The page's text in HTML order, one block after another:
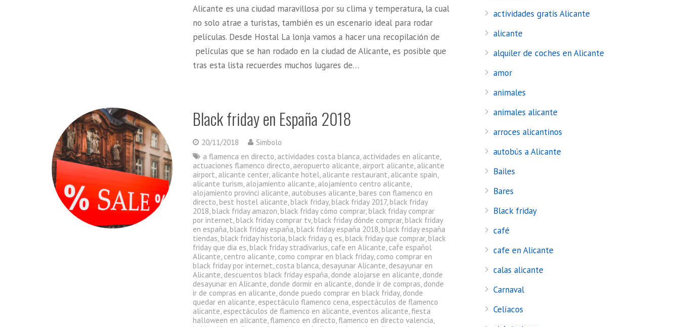
Alicante es una ciudad maravillosa por su clima y temperatura, la cual
no solo atrae a turistas, también es un escenario ideal para rodar
películas. Desde Hostal La lonja vamos a hacer una recopilación de
películas que se han rodado en la ciudad de Alicante, es posible que
tras esta lista recuerdes muchos lugares de…
Black friday en España 2018
20/11/2018
Simbolo
a flamenca en directo, actividades costa blanca, actividades en alicante,
actuaciones flamenco directo, aeropuerto alicante, airport alicante, alicante
airport, alicante center, alicante hotel, alicante restaurant, alicante spain,
alicante turism, alojamiento alicante, alojamiento centro alicante,
alojamiento provinci alicante, autobuses alicante, bares con flamenco en
directo, best hostel alicante, black friday, black friday 2017, black friday
2018, black friday amazon, black friday cómo comprar, black friday comprar
por internet, black friday comprar tv, black friday dónde comprar, black friday
en españa, black friday españa, black friday españa 2018, black friday españa
tiendas, black friday historia, black friday q es, black friday que comprar, black
friday que dia es, black friday stradivarius, cafe en Alicante, cafe español
Alicante, centro alicante, como comprar en black friday, como comprar en
black friday por internet, costa blanca, desayunar Alicante, desayunar en
Alicante, descuentos black friday españa, donde alojarse en alicante, donde
desayunar en Alicante, donde dormir en alicante, donde ir de compras, donde
ir de compras en alicante, donde puedo comprar en black friday, donde
quedar en alicante, espectáculo flamenco cena, espectáculos de flamenco
alicante, espectáculos de flamenco en alicante, eventos alicante,fiesta
halloween en alicante,flamenco en directo,flamenco en directo valencia,
actividades gratis Alicante
alicante
alquiler de coches en Alicante
amor
animales
animales alicante
arroces alicantinos
autobús a Alicante
Bailes
Bares
Black friday
café
cafe en Alicante
calas alicante
Carnaval
Celíacos